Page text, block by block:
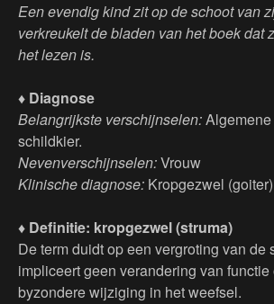
Een evendig kind zit op de schoot van
verkreukelt de bladen van het boek dat
het lezen is.
♦ Diagnose
Belangrijkste verschijnselen:
schildkier.
Nevenverschijnselen:Vrouw
Klinische diagnose: Kropgezwel
♦ Definitie: kropgezwel (struma)
De term duidt op een vergroting van de
impliceert geen verandering van
byzondere wijziging in het weefsel.